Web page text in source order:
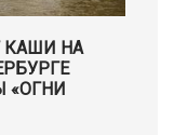
КАШИ НА
«ОГНИ